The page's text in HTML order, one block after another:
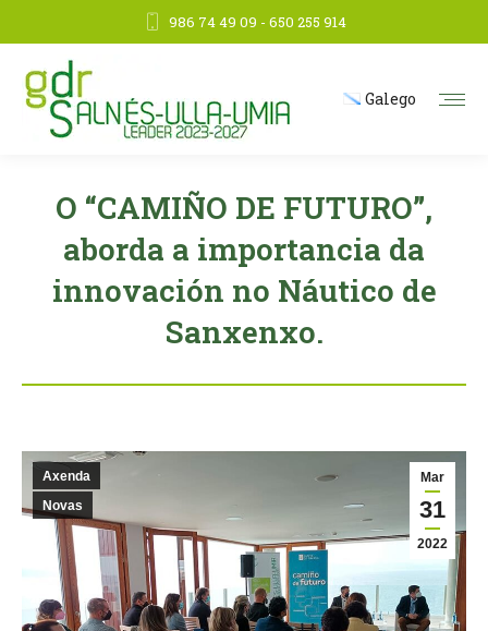
986 74 49 09 - 650 255 914
Galego
O “CAMIÑO DE FUTURO”,
aborda a importancia da
innovación no Náutico de
Sanxenxo.
Mar
31
2022
Axenda
Novas